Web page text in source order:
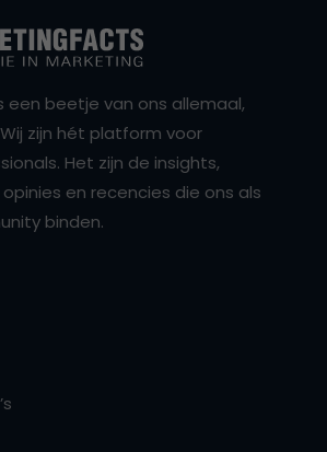
een beetje van ons allemaal,
zijn hét platform voor
Het zijn de insights,
en recencies die ons als
binden.